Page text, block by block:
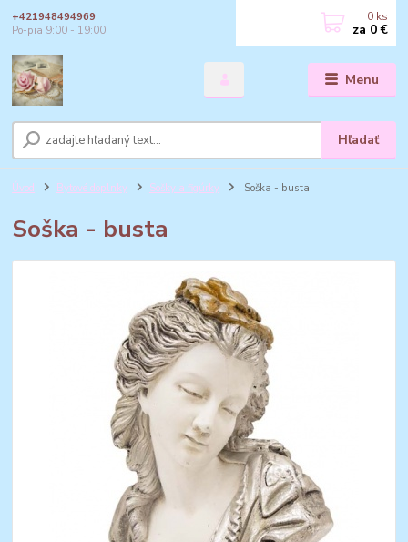
Menu
Hľadať
+421948494969
Po-pia 9:00 - 19:00
0 ks
za 0 €
Úvod Bytové doplnky Sošky a figúrky Soška - busta
Soška - busta